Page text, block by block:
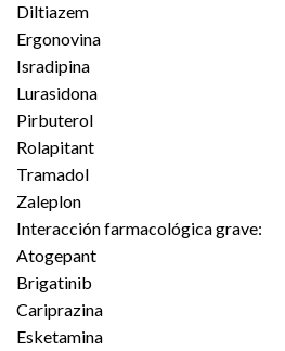
Diltiazem
Ergonovina
Isradipina
Lurasidona
Pirbuterol
Rolapitant
Tramadol
Zaleplon
Interacción farmacológica grave:
Atogepant
Brigatinib
Cariprazina
Esketamina